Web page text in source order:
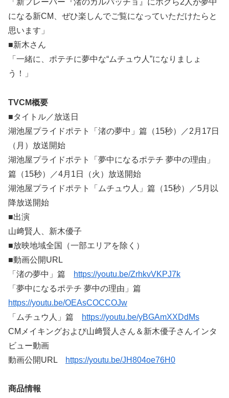
になる新CM、ぜひ楽しんでご覧になっていただけたらと
思います」
■新木さん
「一緒に、ポテチに夢中な“ムチュウ人”になりましょ
う！」
TVCM概要
■タイトル／放送日
湖池屋プライドポテト「渚の夢中」篇（15秒）／2月17日
（月）放送開始
湖池屋プライドポテト「夢中になるポテチ 夢中の理由」
篇（15秒）／4月1日（火）放送開始
湖池屋プライドポテト「ムチュウ人」篇（15秒）／5月以
降放送開始
■出演
山﨑賢人、新木優子
■放映地域全国（一部エリアを除く）
■動画公開URL
「渚の夢中」篇
https://youtu.be/ZrhkvVKPJ7k
「夢中になるポテチ 夢中の理由」篇
https://youtu.be/OEAsCOCCOJw
「ムチュウ人」篇
https://youtu.be/yBGAmXXDdMs
CMメイキングおよび山﨑賢人さん＆新木優子さんインタ
ビュー動画
動画公開URL
https://youtu.be/JH804oe76H0
商品情報